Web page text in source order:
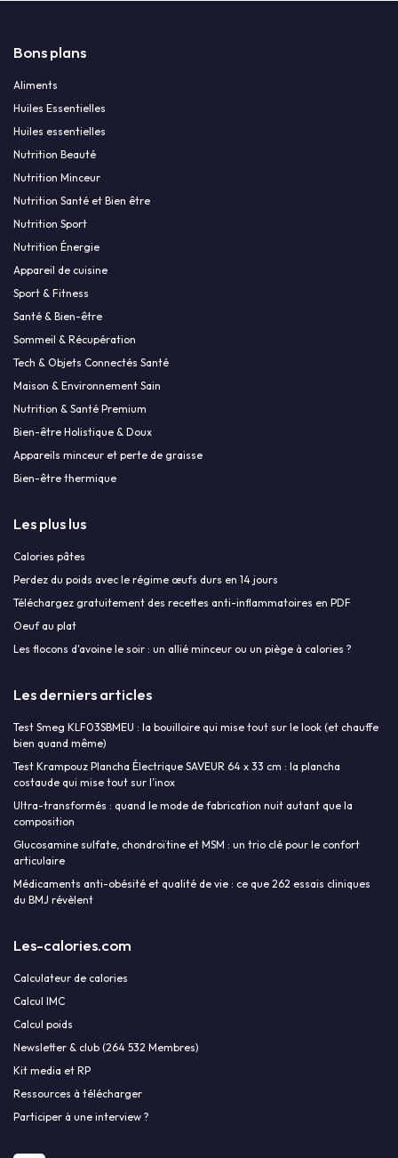
Bons plans
Aliments
Huiles Essentielles
Huiles essentielles
Nutrition Beauté
Nutrition Minceur
Nutrition Santé et Bien être
Nutrition Sport
Nutrition Énergie
Appareil de cuisine
Sport & Fitness
Santé & Bien-être
Sommeil & Récupération
Tech & Objets Connectés Santé
Maison & Environnement Sain
Nutrition & Santé Premium
Bien-être Holistique & Doux
Appareils minceur et perte de graisse
Bien-être thermique
Les plus lus
Calories pâtes
Perdez du poids avec le régime œufs durs en 14 jours
Téléchargez gratuitement des recettes anti-inflammatoires en PDF
Oeuf au plat
Les flocons d'avoine le soir : un allié minceur ou un piège à calories ?
Les derniers articles
Test Smeg KLF03SBMEU : la bouilloire qui mise tout sur le look (et chauffe
bien quand même)
Test Krampouz Plancha Électrique SAVEUR 64 x 33 cm : la plancha
costaude qui mise tout sur l’inox
Ultra-transformés : quand le mode de fabrication nuit autant que la
composition
Glucosamine sulfate, chondroïtine et MSM : un trio clé pour le confort
articulaire
Médicaments anti-obésité et qualité de vie : ce que 262 essais cliniques
du BMJ révèlent
Les-calories.com
Calculateur de calories
Calcul IMC
Calcul poids
Newsletter & club (264 532 Membres)
Kit media et RP
Ressources à télécharger
Participer à une interview ?